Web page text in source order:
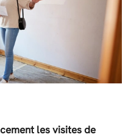
les visites de